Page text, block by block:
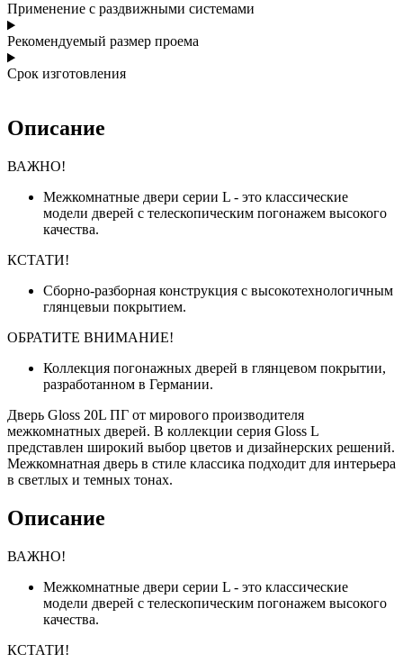
Применение с раздвижными системами
Рекомендуемый размер проема
Срок изготовления
Описание
ВАЖНО!
Межкомнатные двери серии L - это классические
модели дверей с телескопическим погонажем высокого
качества.
КСТАТИ!
Сборно-разборная конструкция с высокотехнологичным
глянцевыи покрытием.
ОБРАТИТЕ ВНИМАНИЕ!
Коллекция погонажных дверей в глянцевом покрытии,
разработанном в Германии.
Дверь Gloss 20L ПГ от мирового производителя
межкомнатных дверей. В коллекции серия Gloss L
представлен широкий выбор цветов и дизайнерских решений.
Межкомнатная дверь в стиле классика подходит для интерьера
в светлых и темных тонах.
Описание
ВАЖНО!
Межкомнатные двери серии L - это классические
модели дверей с телескопическим погонажем высокого
качества.
КСТАТИ!